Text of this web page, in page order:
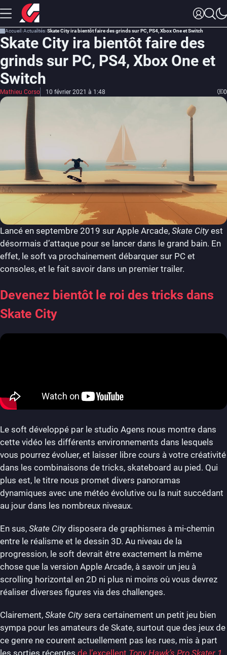
Accueil Actualités Skate City ira bientôt faire des grinds sur PC, PS4, Xbox One et Switch
Skate City ira bientôt faire des
grinds sur PC, PS4, Xbox One et
Switch
Mathieu Corso 10 février 2021 à 1:48 0
Lancé en septembre 2019 sur Apple Arcade, Skate City est
désormais d’attaque pour se lancer dans le grand bain. En
effet, le soft va prochainement débarquer sur PC et
consoles, et le fait savoir dans un premier trailer.
Devenez bientôt le roi des tricks dans
Skate City
Le soft développé par le studio Agens nous montre dans
cette vidéo les différents environnements dans lesquels
vous pourrez évoluer, et laisser libre cours à votre créativité
dans les combinaisons de tricks, skateboard au pied. Qui
plus est, le titre nous promet divers panoramas
dynamiques avec une météo évolutive ou la nuit succédant
au jour dans les nombreux niveaux.
En sus, Skate City disposera de graphismes à mi-chemin
entre le réalisme et le dessin 3D. Au niveau de la
progression, le soft devrait être exactement la même
chose que la version Apple Arcade, à savoir un jeu à
scrolling horizontal en 2D ni plus ni moins où vous devrez
réaliser diverses figures via des challenges.
Clairement, Skate City sera certainement un petit jeu bien
sympa pour les amateurs de Skate, surtout que des jeux de
ce genre ne courent actuellement pas les rues, mis à part
les sorties récentes de l’excellent Tony Hawk’s Pro Skater 1